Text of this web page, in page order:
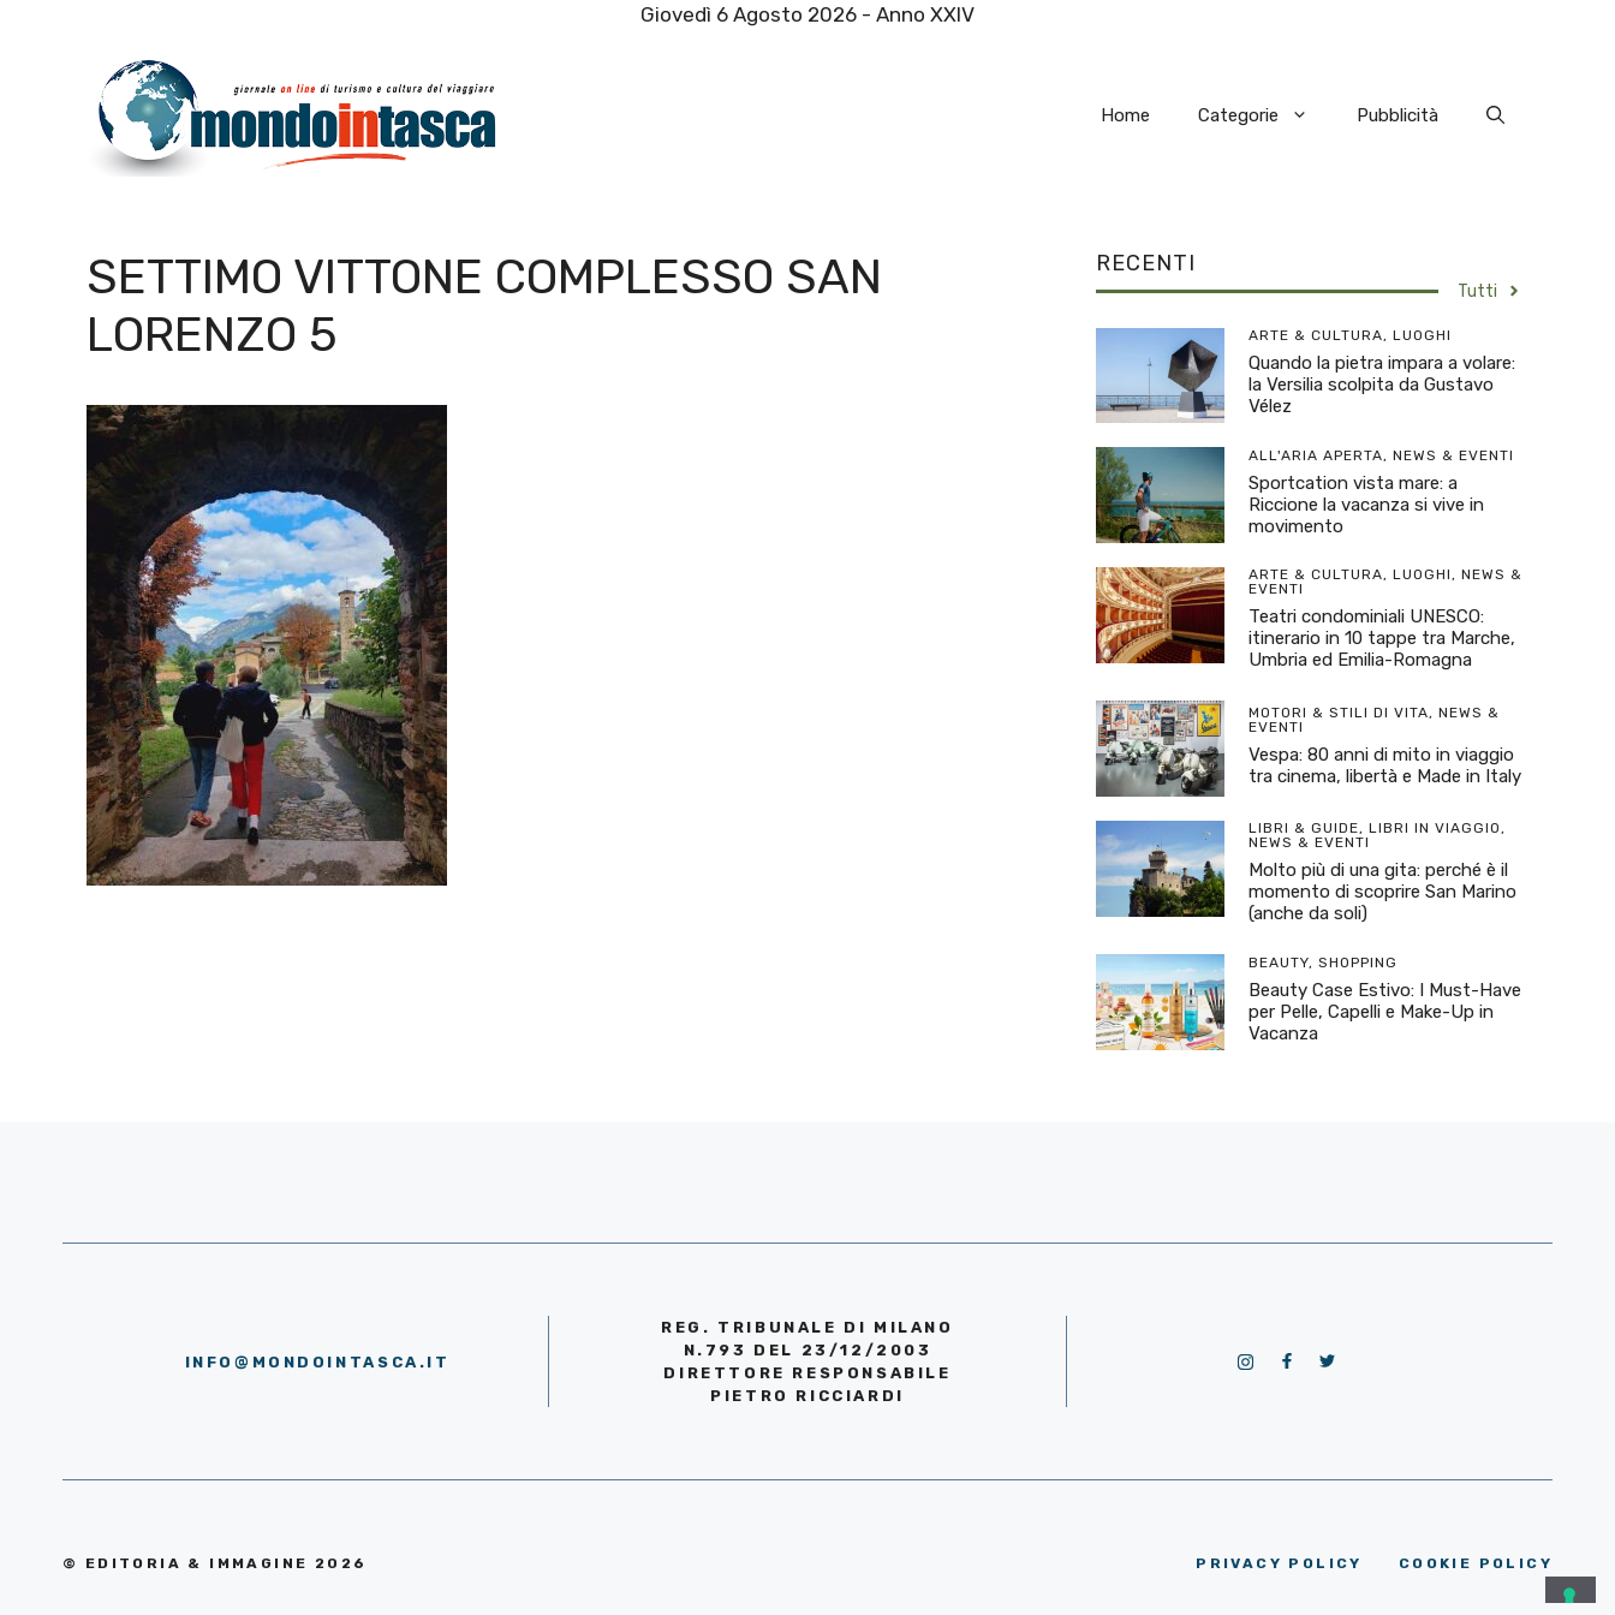
Giovedì 6 Agosto 2026 - Anno XXIV
Home Categorie Pubblicità
SETTIMO VITTONE COMPLESSO SAN
LORENZO 5
RECENTI
Tutti
ARTE & CULTURA, LUOGHI
Quando la pietra impara a volare:
la Versilia scolpita da Gustavo
Vélez
ALL'ARIA APERTA, NEWS & EVENTI
Sportcation vista mare: a
Riccione la vacanza si vive in
movimento
ARTE & CULTURA, LUOGHI, NEWS &
EVENTI
Teatri condominiali UNESCO:
itinerario in 10 tappe tra Marche,
Umbria ed Emilia-Romagna
MOTORI & STILI DI VITA, NEWS &
EVENTI
Vespa: 80 anni di mito in viaggio
tra cinema, libertà e Made in Italy
LIBRI & GUIDE, LIBRI IN VIAGGIO,
NEWS & EVENTI
Molto più di una gita: perché è il
momento di scoprire San Marino
(anche da soli)
BEAUTY, SHOPPING
Beauty Case Estivo: I Must-Have
per Pelle, Capelli e Make-Up in
Vacanza
INFO@MONDOINTASCA.IT
REG. TRIBUNALE DI MILANO
N.793 DEL 23/12/2003
DIRETTORE RESPONSABILE
PIETRO RICCIARDI
© EDITORIA & IMMAGINE 2026 PRIVACY POLICY COOKIE POLICY